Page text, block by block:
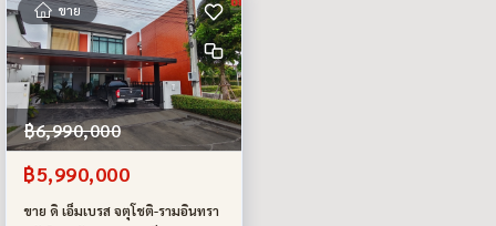
ขาย
฿6,990,000
฿5,990,000
ขาย ดิ เอ็มเบรส จตุโชติ-รามอินทรา